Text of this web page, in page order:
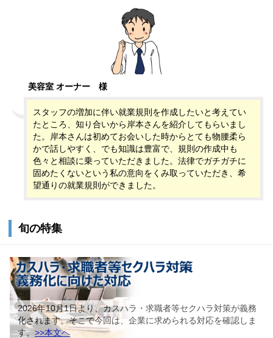
美容室 オーナー 様
スタッフの増加に伴い就業規則を作成したいと考えてい
たところ、知り合いから岸本さんを紹介してもらいまし
た。岸本さんは初めてお会いした時からとても物腰柔ら
かで話しやすく、でも知識は豊富で、規則の作成中も
色々と相談に乗っていただきました。法律でガチガチに
固めたくないという私の意向をくみ取っていただき、希
望通りの就業規則ができました。
旬の特集
2026年10月1日より、カスハラ・求職者等セクハラ対策が義務
化されます。そこで今回は、企業に求められる対応を確認しま
す。 >>本文へ